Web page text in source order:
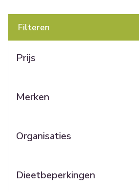
Filteren
Prijs
Merken
Organisaties
Dieetbeperkingen